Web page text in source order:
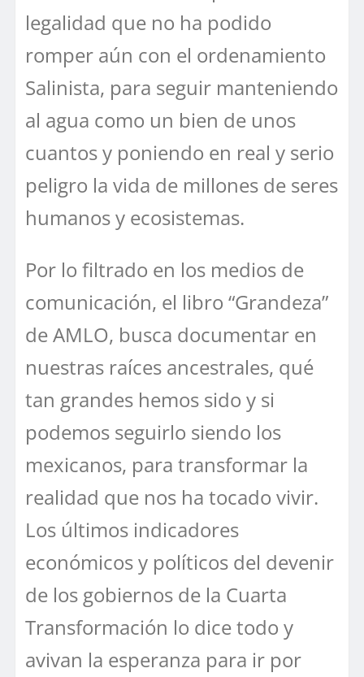
legalidad que no ha podido
romper aún con el ordenamiento
Salinista, para seguir manteniendo
al agua como un bien de unos
cuantos y poniendo en real y serio
peligro la vida de millones de seres
humanos y ecosistemas.
Por lo filtrado en los medios de
comunicación, el libro “Grandeza”
de AMLO, busca documentar en
nuestras raíces ancestrales, qué
tan grandes hemos sido y si
podemos seguirlo siendo los
mexicanos, para transformar la
realidad que nos ha tocado vivir.
Los últimos indicadores
económicos y políticos del devenir
de los gobiernos de la Cuarta
Transformación lo dice todo y
avivan la esperanza para ir por